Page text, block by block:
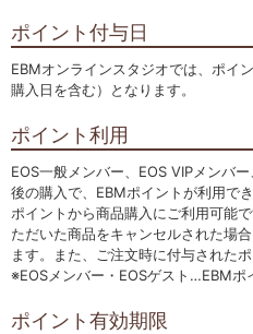
ポイント付与日
EBMオンラインスタジオでは、ポイ
購入日を含む）となります。
ポイント利用
EOS一般メンバー、EOS VIPメンバ
後の購入で、EBMポイントが利用で
ポイントから商品購入にご利用可能
ただいた商品をキャンセルされた場
ます。また、ご注文時に付与された
※EOSメンバー・EOSゲスト…EBMポ
ポイント有効期限